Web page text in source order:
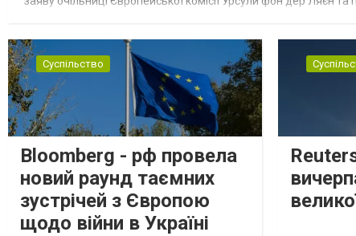
Суспільство
Bloomberg - рф провела
новий раунд таємних
зустрічей з Європою
щодо війни в Україні